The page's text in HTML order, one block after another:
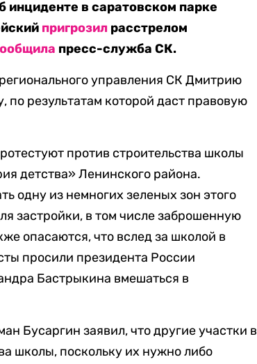
инциденте в саратовском парке
пригрозил расстрелом
пресс-служба СК.
управления СК Дмитрию
по результатам которой даст правовую
против строительства школы
детства» Ленинского района.
одну из немногих зеленых зон этого
застройки, в том числе заброшенную
опасаются, что вслед за школой в
просили президента России
Бастрыкина вмешаться в
Бусаргин заявил, что другие участки в
школы, поскольку их нужно либо